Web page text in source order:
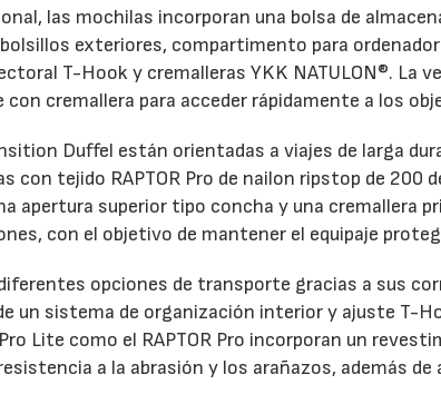
las mochilas incorporan una bolsa de
exteriores, compartimento para
T-Hook y cremalleras YKK NATULON®. La
cremallera para acceder rápidamente a los
Duffel están orientadas a viajes de larga
con tejido RAPTOR Pro de nailon ripstop de 200
apertura superior tipo concha y una cremallera
con el objetivo de mantener el equipaje
opciones de transporte gracias a sus
un sistema de organización interior y ajuste T-
Lite como el RAPTOR Pro incorporan un
a la abrasión y los arañazos, además